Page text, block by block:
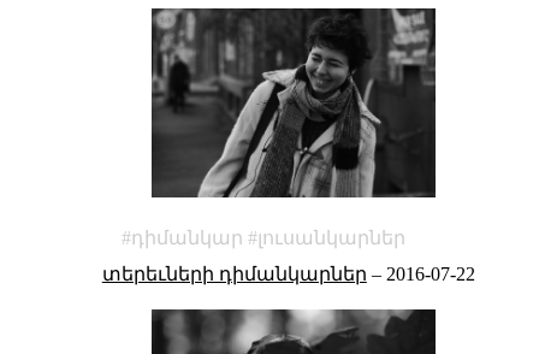
դիմանկար
լուսանկարներ
տերեւների դիմանկարներ – 2016-07-22